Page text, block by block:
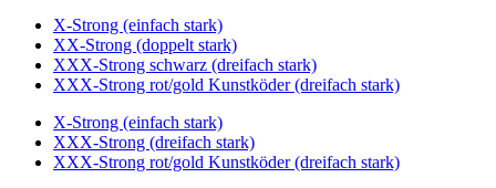
X-Strong (einfach stark)
XX-Strong (doppelt stark)
XXX-Strong schwarz (dreifach stark)
XXX-Strong rot/gold Kunstköder (dreifach stark)
X-Strong (einfach stark)
XXX-Strong (dreifach stark)
XXX-Strong rot/gold Kunstköder (dreifach stark)